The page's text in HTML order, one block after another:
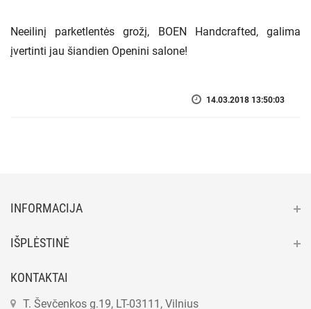
Neeilinį parketlentės grožį, BOEN Handcrafted, galima
įvertinti jau šiandien Openini salone!
14.03.2018 13:50:03
INFORMACIJA
IŠPLĖSTINĖ
KONTAKTAI
T. Ševčenkos g.19, LT-03111, Vilnius